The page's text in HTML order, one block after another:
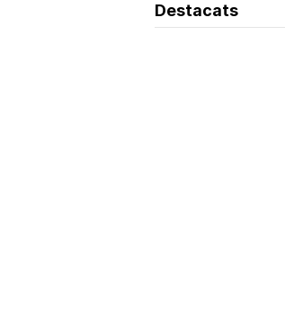
Destacats